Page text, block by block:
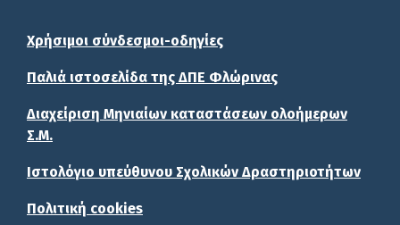
Χρήσιμοι σύνδεσμοι-οδηγίες
Παλιά ιστοσελίδα της ΔΠΕ Φλώρινας
Διαχείριση Μηνιαίων καταστάσεων ολοήμερων
Σ.Μ.
Ιστολόγιο υπεύθυνου Σχολικών Δραστηριοτήτων
Πολιτική cookies